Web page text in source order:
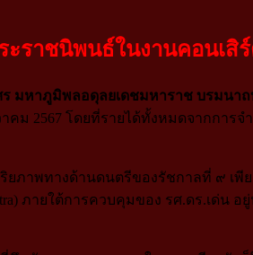
าชนิพนธ์ในงานคอนเสิร์ต
มหาภูมิพลอดุลยเดชมหาราช บรมนา
ม 2567 โดยที่รายได้ทั้งหมดจากการ
ภาพทางด้านดนตรีของรัชกาลที่ ๙ เพีย
ภายใต้การควบคุมของ รศ.ดร.เด่น อ